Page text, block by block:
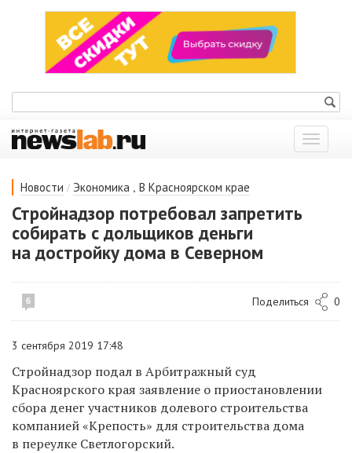
Показать
меню
Новости / Экономика , В Красноярском крае
Стройнадзор потребовал запретить
собирать с дольщиков деньги
на достройку дома в Северном
6 Поделиться 0
3 сентября 2019 17:48
Стройнадзор подал в Арбитражный суд
Красноярского края заявление о приостановлении
сбора денег участников долевого строительства
компанией«Крепость» для строительства дома
в переулке Светлогорский.